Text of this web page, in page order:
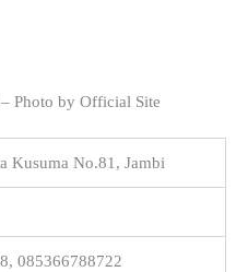
Photo by Official Site
Kusuma No.81, Jambi
085366788722